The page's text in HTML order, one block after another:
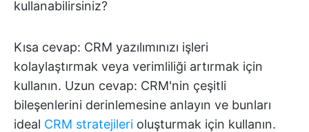
kullanabilirsiniz?
Kısa cevap: CRM yazılımınızı işleri
kolaylaştırmak veya verimliliği artırmak için
kullanın. Uzun cevap: CRM'nin çeşitli
bileşenlerini derinlemesine anlayın ve bunları
ideal CRM stratejileri oluşturmak için kullanın.